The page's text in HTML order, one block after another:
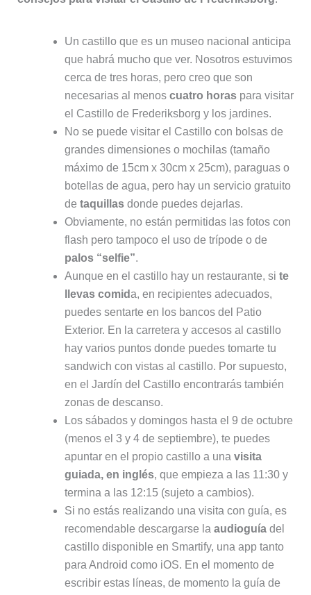
necesarias al menoscuatro horaspara visitar
No se puede visitar el Castillo con bolsas de
grandes dimensiones o mochilas (tamaño
máximo de 15cm x 30cm x 25cm), paraguas o
botellas de agua, pero hay un servicio gratuito
detaquillasdonde puedes dejarlas.
Obviamente, no están permitidas las fotos con
flash pero tampoco el uso de trípode o de
palos “selfie”.
Aunque en el castillo hay un restaurante, site
llevas comida, en recipientes adecuados,
puedes sentarte en los bancos del Patio
Exterior. En la carretera y accesos al castillo
hay varios puntos donde puedes tomarte tu
sandwich con vistas al castillo. Por supuesto,
en el Jardín del Castillo encontrarás también
zonas de descanso.
Los sábados y domingos hasta el 9 de octubre
(menos el 3 y 4 de septiembre), te puedes
apuntar en el propio castillo a unavisita
guiada, en inglés, que empieza a las 11:30 y
termina a las 12:15 (sujeto a cambios).
Si no estás realizando una visita con guía, es
recomendable descargarse laaudioguíadel
castillo disponible en Smartify, una app tanto
para Android como iOS. En el momento de
escribir estas líneas, de momento la guía de
Frederiksborg sólo está disponible en danés e
inglés. Por supuesto, si usa audioguía lleva
auriculares.
Todos los jueves a las 13:30 hay unconcierto
del Órgano de Compenius, de 1610, gratuito